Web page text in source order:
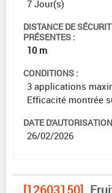
7 Jour(s)
DISTANCE DE
PRÉSENTES :
10 m
CONDITIONS :
3 applications
Efficacité montrée
DATE
26/02/2026